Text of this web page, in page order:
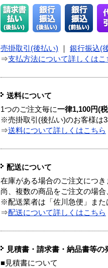
売掛取引(後払い) 銀行振込(
⇒支払方法について詳しくはこ
送料について
1つのご注文毎に一律1,100円(
※売掛取引(後払い)のお客様は
⇒送料について詳しくはこちら
配送について
在庫がある場合のご注文につ
尚、複数の商品をご注文の場
※配送業者は「佐川急便」ま
⇒配送について詳しくはこちら
見積書・請求書・納品書等の
■見積書について